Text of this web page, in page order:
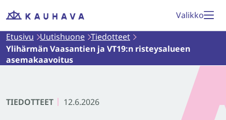
Siirry
Etusivu
Valikko
Etusivu Uutishuone Tiedotteet
Ylihärmän Vaasantien ja VT19:n risteysalueen
asemakaavoitus
TIEDOTTEET 12.6.2026